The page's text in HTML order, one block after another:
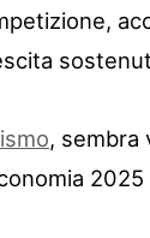
, sembra